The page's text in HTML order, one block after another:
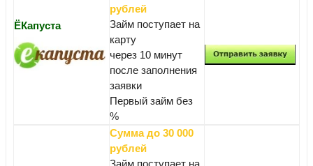
ЁКапуста
рублей
Займ поступает на
карту
через 10 минут
после заполнения
заявки
Первый займ без
%
Сумма до 30 000
рублей
Займ поступает на